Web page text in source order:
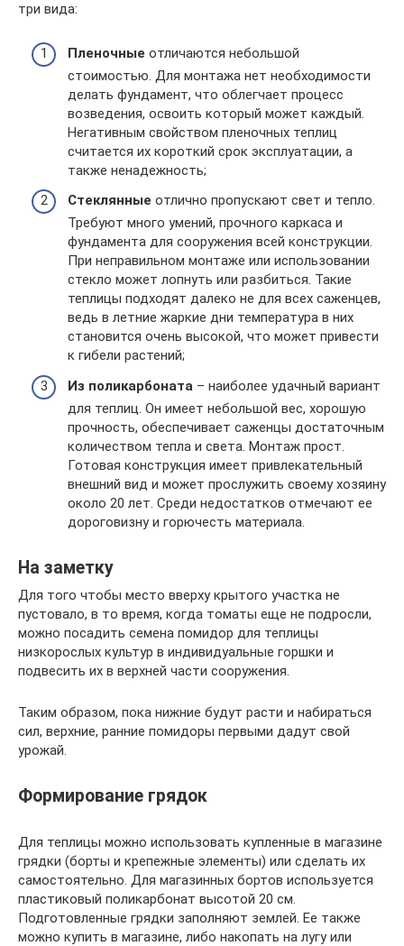
три вида:
Пленочные отличаются небольшой
стоимостью. Для монтажа нет необходимости
делать фундамент, что облегчает процесс
возведения, освоить который может каждый.
Негативным свойством пленочных теплиц
считается их короткий срок эксплуатации, а
также ненадежность;
Стеклянные отлично пропускают свет и тепло.
Требуют много умений, прочного каркаса и
фундамента для сооружения всей конструкции.
При неправильном монтаже или использовании
стекло может лопнуть или разбиться. Такие
теплицы подходят далеко не для всех саженцев,
ведь в летние жаркие дни температура в них
становится очень высокой, что может привести
к гибели растений;
Из поликарбоната – наиболее удачный вариант
для теплиц. Он имеет небольшой вес, хорошую
прочность, обеспечивает саженцы достаточным
количеством тепла и света. Монтаж прост.
Готовая конструкция имеет привлекательный
внешний вид и может прослужить своему хозяину
около 20 лет. Среди недостатков отмечают ее
дороговизну и горючесть материала.
На заметку
Для того чтобы место вверху крытого участка не
пустовало, в то время, когда томаты еще не подросли,
можно посадить семена помидор для теплицы
низкорослых культур в индивидуальные горшки и
подвесить их в верхней части сооружения.
Таким образом, пока нижние будут расти и набираться
сил, верхние, ранние помидоры первыми дадут свой
урожай.
Формирование грядок
Для теплицы можно использовать купленные в магазине
грядки (борты и крепежные элементы) или сделать их
самостоятельно. Для магазинных бортов используется
пластиковый поликарбонат высотой 20 см.
Подготовленные грядки заполняют землей. Ее также
можно купить в магазине, либо накопать на лугу или